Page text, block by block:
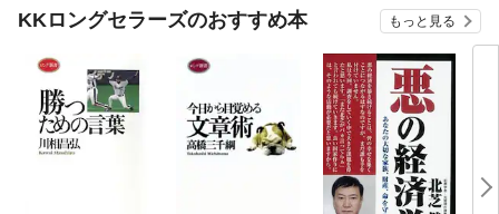
KKロングセラーズのおすすめ本 もっと見る